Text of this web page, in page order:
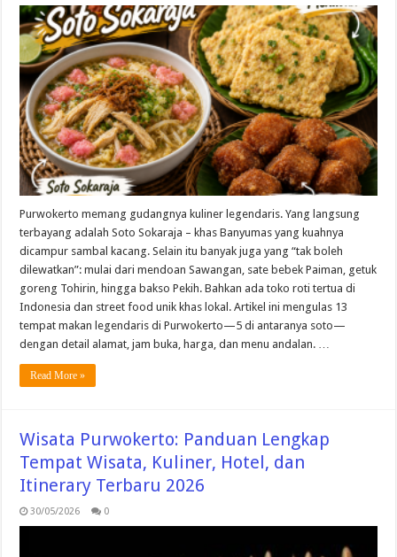
Purwokerto memang gudangnya kuliner legendaris. Yang langsung
terbayang adalah Soto Sokaraja – khas Banyumas yang kuahnya
dicampur sambal kacang. Selain itu banyak juga yang “tak boleh
dilewatkan”: mulai dari mendoan Sawangan, sate bebek Paiman, getuk
goreng Tohirin, hingga bakso Pekih. Bahkan ada toko roti tertua di
Indonesia dan street food unik khas lokal. Artikel ini mengulas 13
tempat makan legendaris di Purwokerto—5 di antaranya soto—
dengan detail alamat, jam buka, harga, dan menu andalan. …
Read More »
Wisata Purwokerto: Panduan Lengkap
Tempat Wisata, Kuliner, Hotel, dan
Itinerary Terbaru 2026
30/05/2026 0